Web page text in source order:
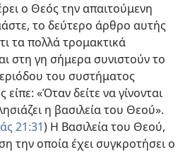
ο Θεός την απαιτούμενη
το δεύτερο άρθρο αυτής
τα πολλά τρομακτικά
στη γη σήμερα συνιστούν το
του συστήματος
«Όταν δείτε να γίνονται
η βασιλεία του Θεού».
21:31) Η Βασιλεία του Θεού,
την οποία έχει συγκροτήσει ο